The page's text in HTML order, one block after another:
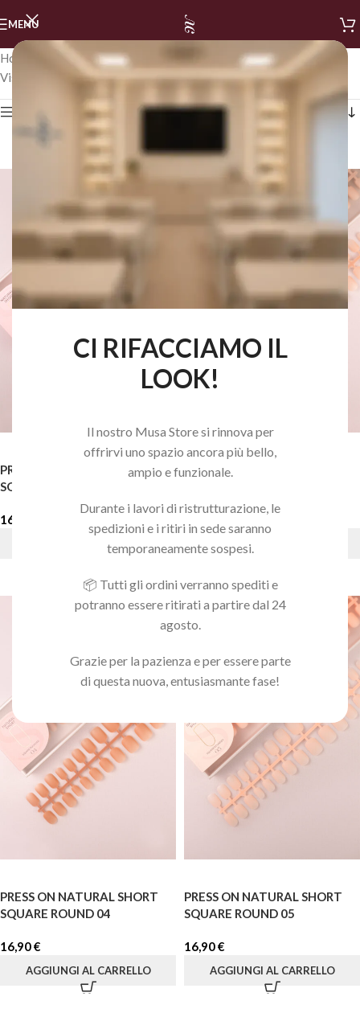
CI RIFACCIAMO IL
LOOK!
Il nostro Musa Store si rinnova per
offrirvi uno spazio ancora più bello,
ampio e funzionale.
Durante i lavori di ristrutturazione, le
spedizioni e i ritiri in sede saranno
temporaneamente sospesi.
📦 Tutti gli ordini verranno spediti e
potranno essere ritirati a partire dal 24
agosto.
Grazie per la pazienza e per essere parte
di questa nuova, entusiasmante fase!
MENU
Home LINEA SIMPLY MUSA SOFT GEL TIPS/NATURAL
Visualizzazione di 1-24 di 36 risultati
Mostra i filtri
PRESS ON NATURAL SHORT
SQUARE ROUND 02
16,90
AGGIUNGI AL CARRELLO
PRESS ON NATURAL SHORT
AGGIUNGI AL CARRELLO
PRESS ON NATURAL SHORT
SQUARE ROUND 04
16,90€
AGGIUNGI AL CARRELLO
PRESS ON NATURAL SHORT
SQUARE ROUND 05
16,90€
AGGIUNGI AL CARRELLO